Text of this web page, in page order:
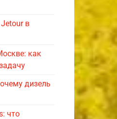
в
как
дизель
что